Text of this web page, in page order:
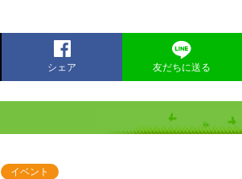
シェア 友だちに送る